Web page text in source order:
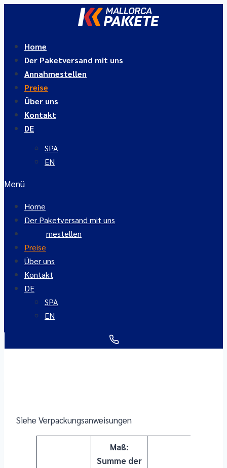
Home
Der Paketversand mit uns
Annahmestellen
Preise
Über uns
Kontakt
DE
SPA
EN
Menü
Home
Der Paketversand mit uns
Annahmestellen
Preise
Über uns
Kontakt
DE
SPA
EN
Siehe Verpackungsanweisungen
Maß:
Summe der